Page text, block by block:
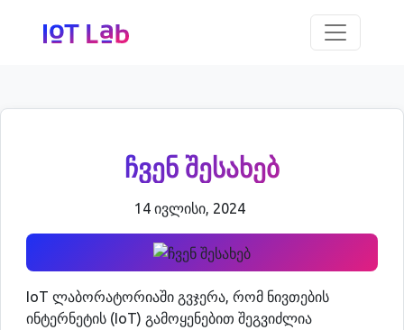
ჩვენ შესახებ
14 ივლისი, 2024
IoT ლაბორატორიაში გვჯერა, რომ ნივთების
ინტერნეტის (IoT) გამოყენებით შეგვიძლია